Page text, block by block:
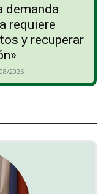
demanda
requiere
y recuperar
2026